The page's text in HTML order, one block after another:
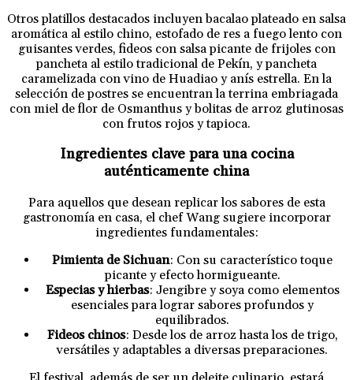
Otros platillos destacados incluyen bacalao plateado en salsa
aromática al estilo chino, estofado de res a fuego lento con
guisantes verdes, fideos con salsa picante de frijoles con
pancheta al estilo tradicional de Pekín, y pancheta
caramelizada con vino de Huadiao y anís estrella. En la
selección de postres se encuentran la terrina embriagada
con miel de flor de Osmanthus y bolitas de arroz glutinosas
con frutos rojos y tapioca.
Ingredientes clave para una cocina
auténticamente china
Para aquellos que desean replicar los sabores de esta
gastronomía en casa, el chef Wang sugiere incorporar
ingredientes fundamentales:
Pimienta de Sichuan: Con su característico toque
picante y efecto hormigueante.
Especias y hierbas: Jengibre y soya como elementos
esenciales para lograr sabores profundos y
equilibrados.
Fideos chinos: Desde los de arroz hasta los de trigo,
versátiles y adaptables a diversas preparaciones.